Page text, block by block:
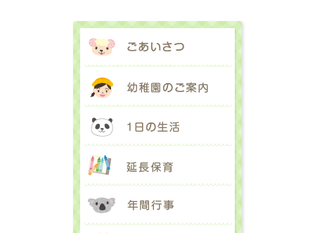
ごあいさつ
幼稚園のご案内